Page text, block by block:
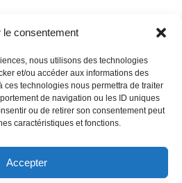
le consentement
nous utilisons des technologies
et/ou accéder aux informations des
ces technologies nous permettra de traiter
de navigation ou les ID uniques
ou de retirer son consentement peut
caractéristiques et fonctions.
Accepter